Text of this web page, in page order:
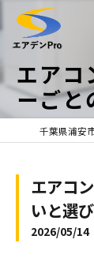
エアコ
ーごと
エアコ
いと選
2026/05/14